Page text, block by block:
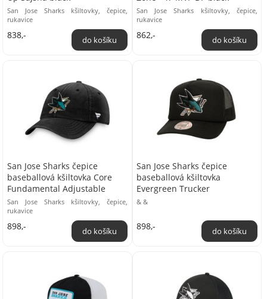
San Jose Sharks kšiltovky, čepice,
rukavice
838,-
San Jose Sharks kšiltovky, čepice,
rukavice
862,-
San Jose Sharks čepice
baseballová kšiltovka Core
Fundamental Adjustable
San Jose Sharks kšiltovky, čepice,
rukavice
898,-
San Jose Sharks čepice
baseballová kšiltovka
Evergreen Trucker
& &
898,-